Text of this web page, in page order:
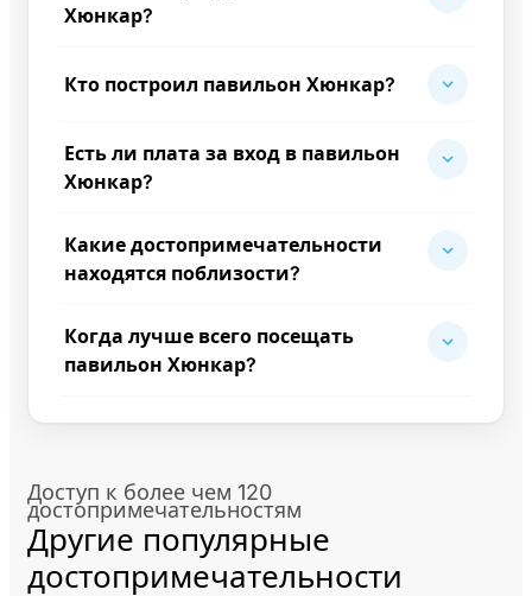
Хюнкар?
Кто построил павильон Хюнкар?
Есть ли плата за вход в павильон
Хюнкар?
Какие достопримечательности
находятся поблизости?
Когда лучше всего посещать
павильон Хюнкар?
Доступ к более чем 120
достопримечательностям
Другие популярные
достопримечательности